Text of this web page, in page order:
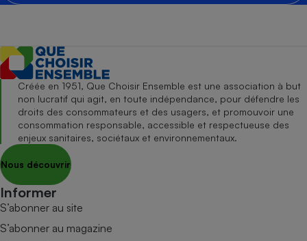
Créée en 1951, Que Choisir Ensemble est une association à but
non lucratif qui agit, en toute indépendance, pour défendre les
droits des consommateurs et des usagers, et promouvoir une
consommation responsable, accessible et respectueuse des
enjeux sanitaires, sociétaux et environnementaux.
Nous découvrir
Informer
S’abonner au site
S’abonner au magazine